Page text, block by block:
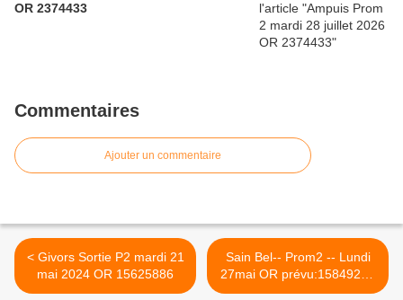
OR 2374433
Commentaires
Ajouter un commentaire
< Givors Sortie P2 mardi 21
mai 2024 OR 15625886
Sain Bel-- Prom2 -- Lundi
27mai OR prévu:15849287
>